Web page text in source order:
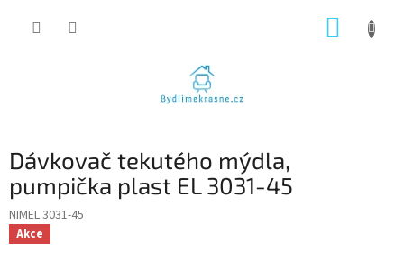
Dávkovač tekutého mýdla,
pumpička plast EL 3031-45
NIMEL 3031-45
Akce